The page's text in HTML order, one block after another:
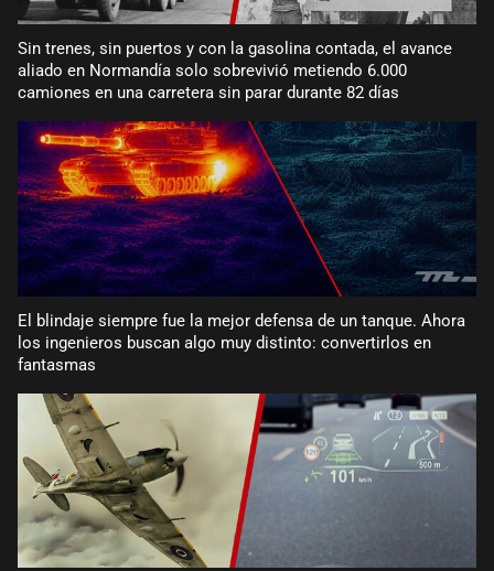
Sin trenes, sin puertos y con la gasolina contada, el avance
aliado en Normandía solo sobrevivió metiendo 6.000
camiones en una carretera sin parar durante 82 días
El blindaje siempre fue la mejor defensa de un tanque. Ahora
los ingenieros buscan algo muy distinto: convertirlos en
fantasmas